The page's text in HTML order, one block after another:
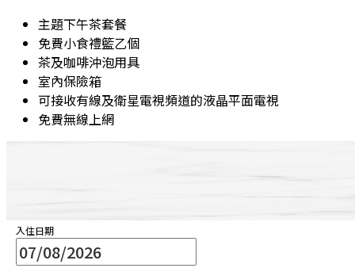
主題下午茶套餐
免費小食禮籃乙個
茶及咖啡沖泡用具
室內保險箱
可接收有線及衛星電視頻道的液晶平面電視
免費無線上網
入住日期